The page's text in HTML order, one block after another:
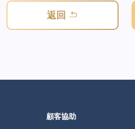
返回
顧客協助